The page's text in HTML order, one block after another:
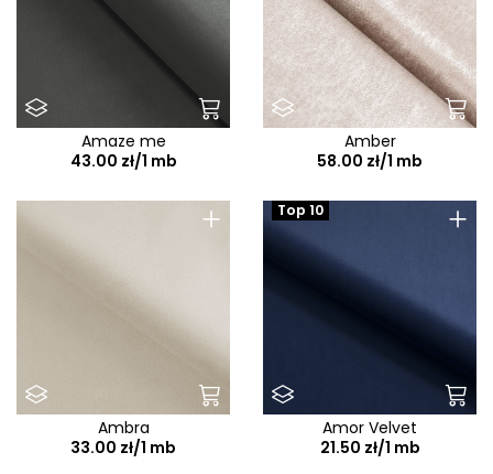
Amaze me
43.00 zł/1 mb
Amber
58.00 zł/1 mb
+
Ambra
33.00 zł/1 mb
+
Top 10
Amor Velvet
21.50 zł/1 mb